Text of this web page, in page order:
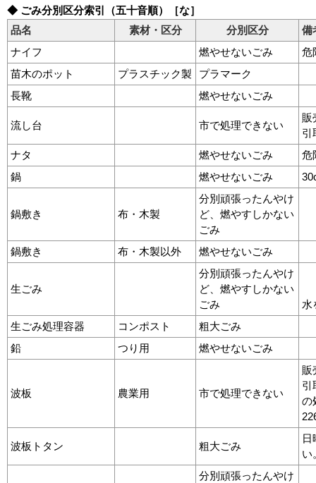
◆ ごみ分別区分索引（五十音順）［な］
品名
素材・区分 分別区分
備
ナイフ
燃やせないごみ
危
苗木のポット
プラスチック製
プラマーク
長靴
燃やせないごみ
流し台 市で処理できない
販
引
ナタ
燃やせないごみ
危
鍋
燃やせないごみ
鍋敷き 布・木製
分別頑張ったんやけ
ど、燃やすしかない
ごみ
鍋敷き
布・木製以外 燃やせないごみ
生ごみ
分別頑張ったんやけ
ど、燃やすしかない
ごみ
水
生ごみ処理容器
コンポスト
粗大ごみ
鉛
つり用 燃やせないごみ
波板 農業用 市で処理できない
販
引
の
波板トタン 粗大ごみ
日
い
分別頑張ったんやけ